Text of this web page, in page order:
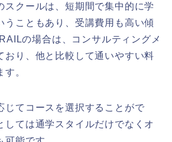
スクールは、短期間で集中的に学
うこともあり、受講費用も高い傾
の場合は、コンサルティングメ
おり、他と比較して通いやすい料
。
じてコースを選択することがで
しては通学スタイルだけでなくオ